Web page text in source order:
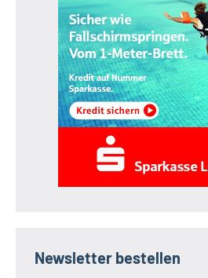
Newsletter bestellen